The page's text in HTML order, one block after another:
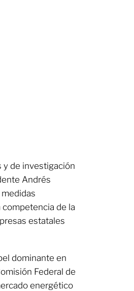
y de investigación
Andrés
de la
estatales
dominante en
Federal de
energético